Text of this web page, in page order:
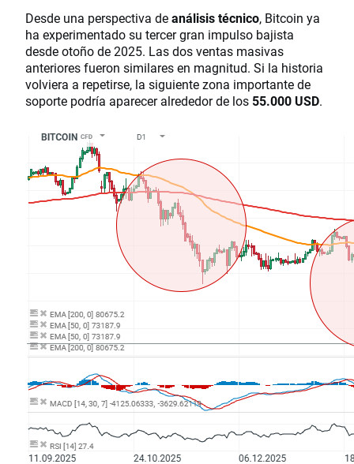
Desde una perspectiva deanálisis técnico, Bitcoin ya
ha experimentado su tercer gran impulso bajista
desde otoño de 2025. Las dos ventas masivas
anteriores fueron similares en magnitud. Si la historia
volviera a repetirse, la siguiente zona importante de
soporte podría aparecer alrededor de los 55.000 USD.